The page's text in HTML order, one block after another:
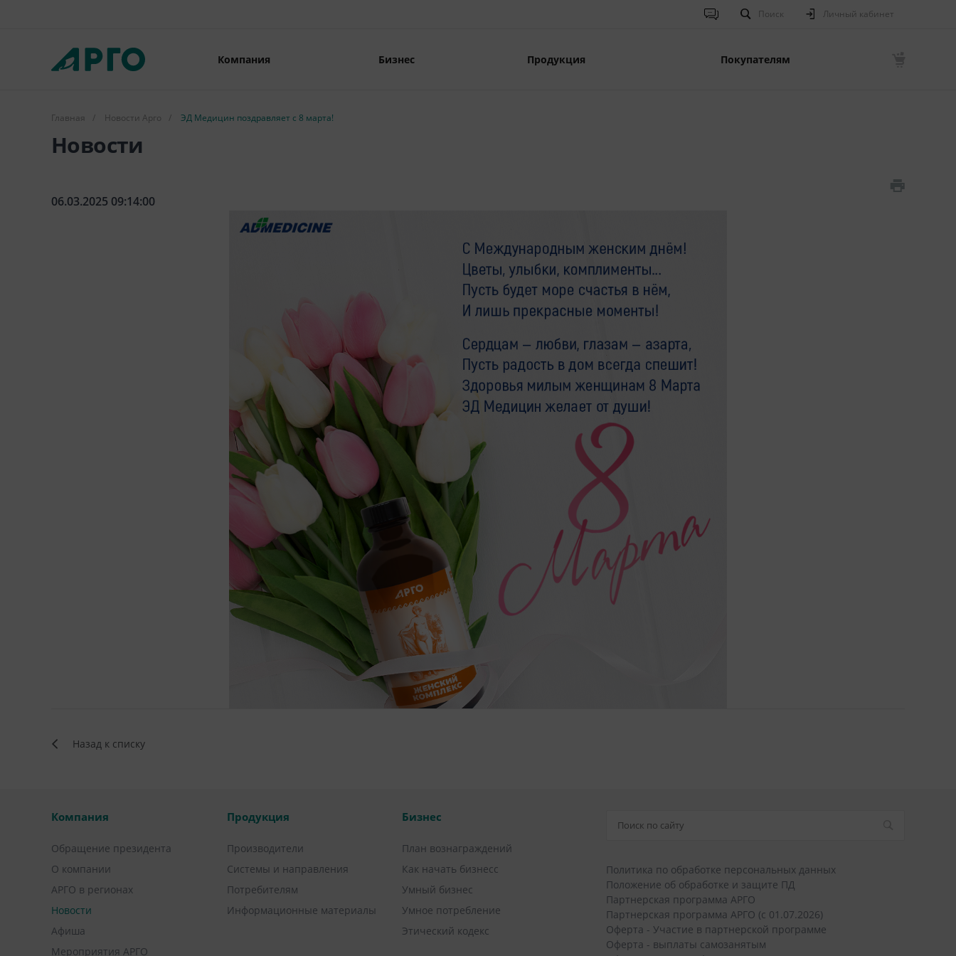
Поиск Личный кабинет
Компания Бизнес Продукция Покупателям
Главная / Новости Арго / ЭД Медицин поздравляет с 8 марта!
Новости
06.03.2025 09:14:00
Назад к списку
Компания
Обращение президента
О компании
АРГО в регионах
Новости
Афиша
Мероприятия АРГО
Продукция
Производители
Системы и направления
Потребителям
Информационные материалы
Бизнес
План вознаграждений
Как начать бизнесс
Умный бизнес
Умное потребление
Этический кодекс
Политика по обработке персональных данных
Положение об обработке и защите ПД
Партнерская программа АРГО
Партнерская программа АРГО (с 01.07.2026)
Оферта - Участие в партнерской программе
Оферта - выплаты самозанятым